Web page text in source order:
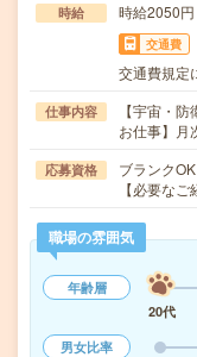
時給 時給2050
交通費
交通費規定
仕事内容
【宇宙・
お仕事】月
応募資格
ブランク
【必要な
職場の雰囲気
年齢層
20代
男女比率